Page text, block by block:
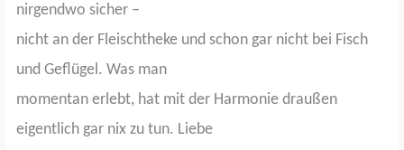
nirgendwo sicher –
nicht an der Fleischtheke und schon gar nicht bei Fisch
und Geflügel. Was man
momentan erlebt, hat mit der Harmonie draußen
eigentlich gar nix zu tun. Liebe